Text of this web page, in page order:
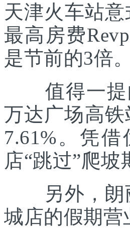
天津火车站
最高房费
是节前的3倍。
值得一提
万达广场高
7.61%。凭
店“跳过”爬坡
另外，朗丽
城店的假期营